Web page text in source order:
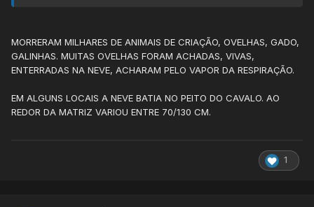
MORRERAM MILHARES DE ANIMAIS DE CRIAÇÃO, OVELHAS, GADO,
GALINHAS. MUITAS OVELHAS FORAM ACHADAS, VIVAS,
ENTERRADAS NA NEVE, ACHARAM PELO VAPOR DA RESPIRAÇÃO.
EM ALGUNS LOCAIS A NEVE BATIA NO PEITO DO CAVALO. AO
REDOR DA MATRIZ VARIOU ENTRE 70/130 CM.
1